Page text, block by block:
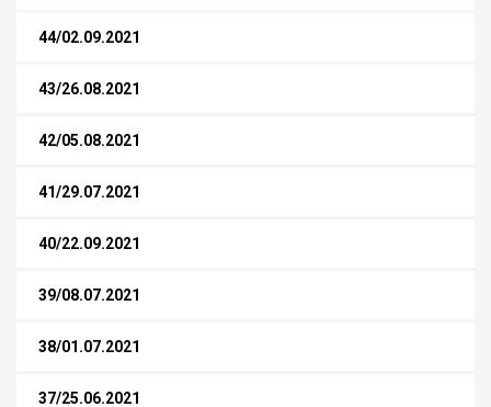
44/02.09.2021
43/26.08.2021
42/05.08.2021
41/29.07.2021
40/22.09.2021
39/08.07.2021
38/01.07.2021
37/25.06.2021